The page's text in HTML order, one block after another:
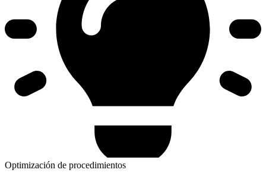
Optimización de procedimientos